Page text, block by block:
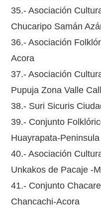
35.- Asociación
Chucaripo Samán
36.- Asociación
Acora
37.- Asociación
Pupuja Zona Valle
38.- Suri Sicuris
39.- Conjunto
Huayrapata-
40.- Asociación
Unkakos de Pacaje -
41.- Conjunto
Chancachi-Acora